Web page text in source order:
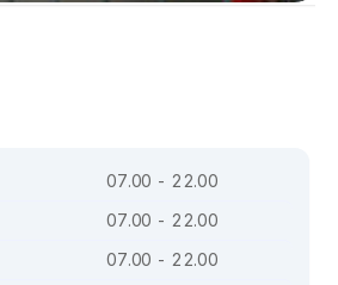
07.00 - 22.00
07.00 - 22.00
07.00 - 22.00